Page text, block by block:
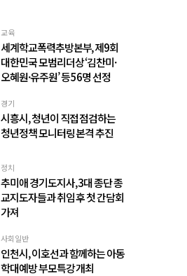
교육
세계학교폭력추방본부, 제9회
대한민국 모범리더상 ‘김찬미·
오혜원·유주원’ 등 56명 선정
경기
시흥시, 청년이 직접 점검하는
청년정책 모니터링 본격 추진
정치
추미애 경기도지사, 3대 종단 종
교지도자들과 취임 후 첫 간담회
가져
사회일반
인천시, 이호선과 함께하는 아동
학대예방 부모특강 개최